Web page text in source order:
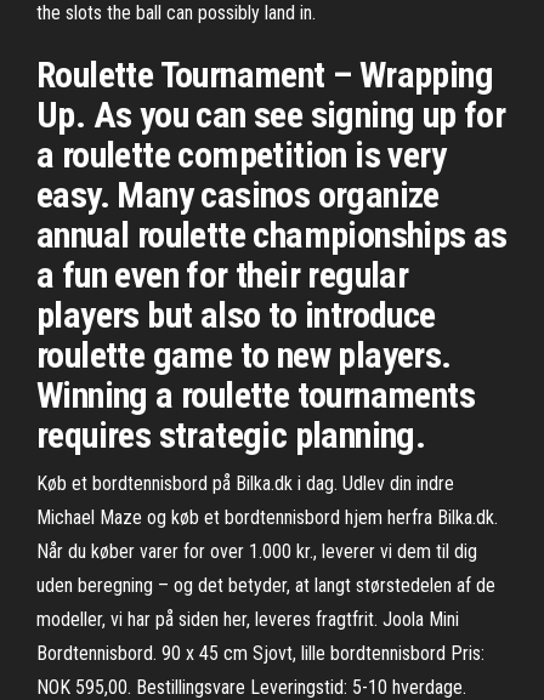
the slots the ball can possibly land in.
Roulette Tournament – Wrapping
Up. As you can see signing up for
a roulette competition is very
easy. Many casinos organize
annual roulette championships as
a fun even for their regular
players but also to introduce
roulette game to new players.
Winning a roulette tournaments
requires strategic planning.
Køb et bordtennisbord på Bilka.dk i dag. Udlev din indre
Michael Maze og køb et bordtennisbord hjem herfra Bilka.dk.
Når du køber varer for over 1.000 kr., leverer vi dem til dig
uden beregning – og det betyder, at langt størstedelen af de
modeller, vi har på siden her, leveres fragtfrit. Joola Mini
Bordtennisbord. 90 x 45 cm Sjovt, lille bordtennisbord Pris:
NOK 595,00. Bestillingsvare Leveringstid: 5-10 hverdage.